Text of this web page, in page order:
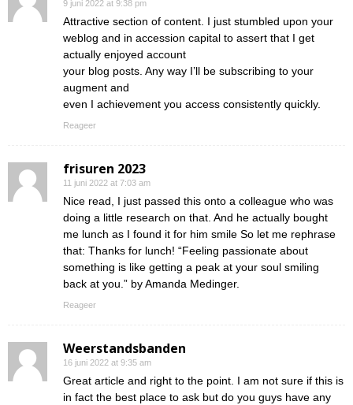
9 juni 2022 at 9:38 pm
Attractive section of content. I just stumbled upon your
weblog and in accession capital to assert that I get
actually enjoyed account
your blog posts. Any way I’ll be subscribing to your
augment and
even I achievement you access consistently quickly.
Reageer
frisuren 2023
11 juni 2022 at 7:03 am
Nice read, I just passed this onto a colleague who was
doing a little research on that. And he actually bought
me lunch as I found it for him smile So let me rephrase
that: Thanks for lunch! “Feeling passionate about
something is like getting a peak at your soul smiling
back at you.” by Amanda Medinger.
Reageer
Weerstandsbanden
16 juni 2022 at 9:35 am
Great article and right to the point. I am not sure if this is
in fact the best place to ask but do you guys have any